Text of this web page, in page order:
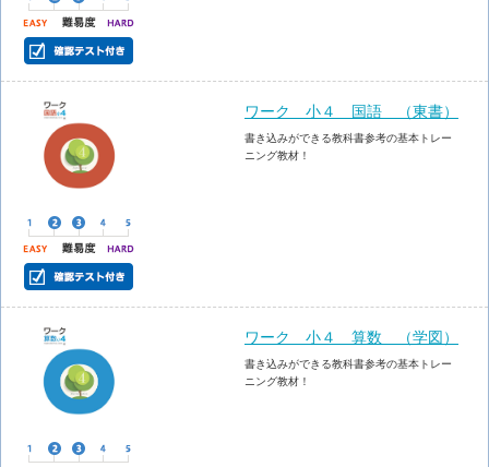
ワーク 小４ 国語 （東書）
書き込みができる教科書参考の基本トレー
ニング教材！
ワーク 小４ 算数 （学図）
書き込みができる教科書参考の基本トレー
ニング教材！